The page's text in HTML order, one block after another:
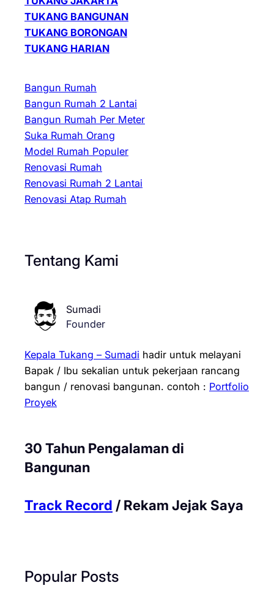
TUKANG BANGUNAN
TUKANG BORONGAN
TUKANG HARIAN
Bangun Rumah
Bangun Rumah 2 Lantai
Bangun Rumah Per Meter
Suka Rumah Orang
Model Rumah Populer
Renovasi Rumah
Renovasi Rumah 2 Lantai
Renovasi Atap Rumah
Tentang Kami
Sumadi
Founder
Kepala Tukang – Sumadi hadir untuk melayani
Bapak / Ibu sekalian untuk pekerjaan rancang
bangun / renovasi bangunan. contoh : Portfolio
Proyek
30 Tahun Pengalaman di
Bangunan
Track Record / Rekam Jejak Saya
Popular Posts